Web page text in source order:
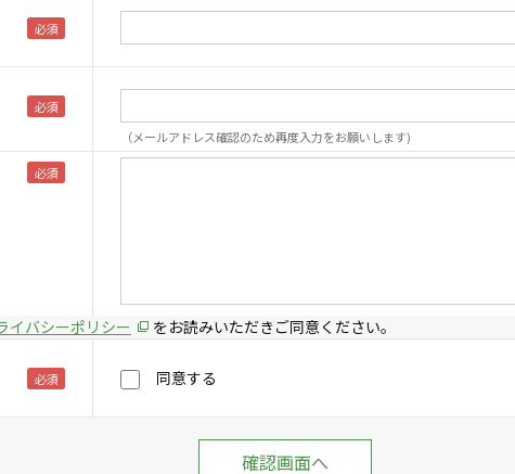
（メールアドレス確認のため再度入力をお願いします)
イバシーポリシー をお読みいただきご同意ください。
同意する